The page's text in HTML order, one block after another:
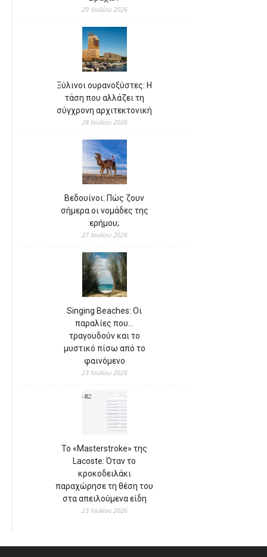
29 Ιουλίου 2026
Ξύλινοι ουρανοξύστες: Η
τάση που αλλάζει τη
σύγχρονη αρχιτεκτονική
28 Ιουλίου 2026
Βεδουίνοι: Πώς ζουν
σήμερα οι νομάδες της
ερήμου;
27 Ιουλίου 2026
Singing Beaches: Οι
παραλίες που…
τραγουδούν και το
μυστικό πίσω από το
φαινόμενο
23 Ιουλίου 2026
Το «Masterstroke» της
Lacoste: Όταν το
κροκοδειλάκι
παραχώρησε τη θέση του
στα απειλούμενα είδη
23 Ιουλίου 2026